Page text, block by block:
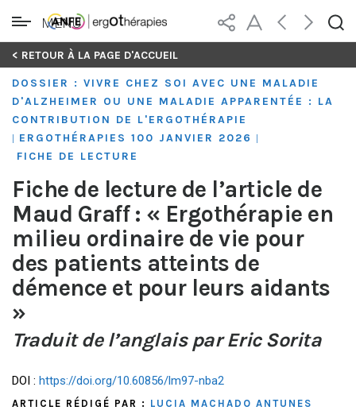
Skip
content
MENU
< RETOUR À LA PAGE D'ACCUEIL
DOSSIER : VIVRE CHEZ SOI AVEC UNE MALADIE
D'ALZHEIMER OU UNE MALADIE APPARENTÉE : LA
CONTRIBUTION DE L'ERGOTHÉRAPIE
ERGOTHÉRAPIES 100 JANVIER 2026
FICHE DE LECTURE
Fiche de lecture de l’article de
Maud Graff : « Ergothérapie en
milieu ordinaire de vie pour
des patients atteints de
démence et pour leurs aidants
»
Traduit de l’anglais par Eric Sorita
DOI : https://doi.org/10.60856/lm97-nba2
ARTICLE RÉDIGÉ PAR : LUCIA MACHADO ANTUNES